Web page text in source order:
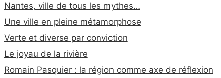
Nantes, ville de tous les mythes…
Une ville en pleine métamorphose
Verte et diverse par conviction
Le joyau de la rivière
Romain Pasquier : la région comme axe de réflexion